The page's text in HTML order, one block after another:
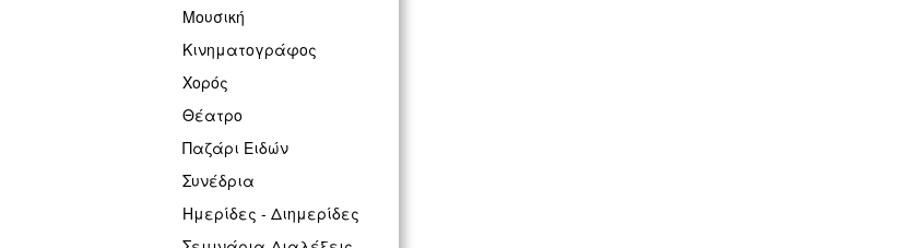
Μουσική
Κινηματογράφος
Χορός
Θέατρο
Παζάρι Ειδών
Συνέδρια
Ημερίδες - Διημερίδες